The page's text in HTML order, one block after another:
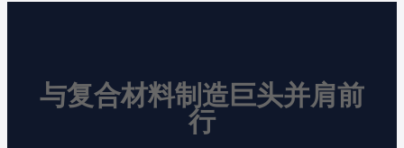
与复合材料制造巨头并肩前
行